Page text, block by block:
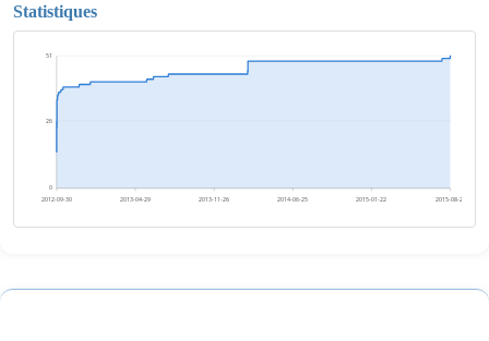
Statistiques
0
26
51
2012-09-30 2013-04-29 2013-11-26 2014-06-25 2015-01-22 2015-08-21